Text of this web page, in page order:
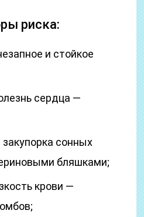
риска:
и стойкое
сердца —
сонных
бляшками;
крови —